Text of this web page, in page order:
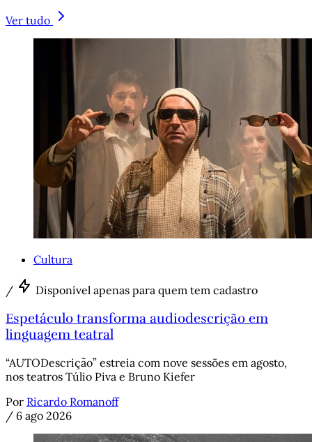
Ver tudo
Cultura
/ Disponível apenas para quem tem cadastro
Espetáculo transforma audiodescrição em
linguagem teatral
“AUTODescrição” estreia com nove sessões em agosto,
nos teatros Túlio Piva e Bruno Kiefer
Por Ricardo Romanoff
/ 6 ago 2026